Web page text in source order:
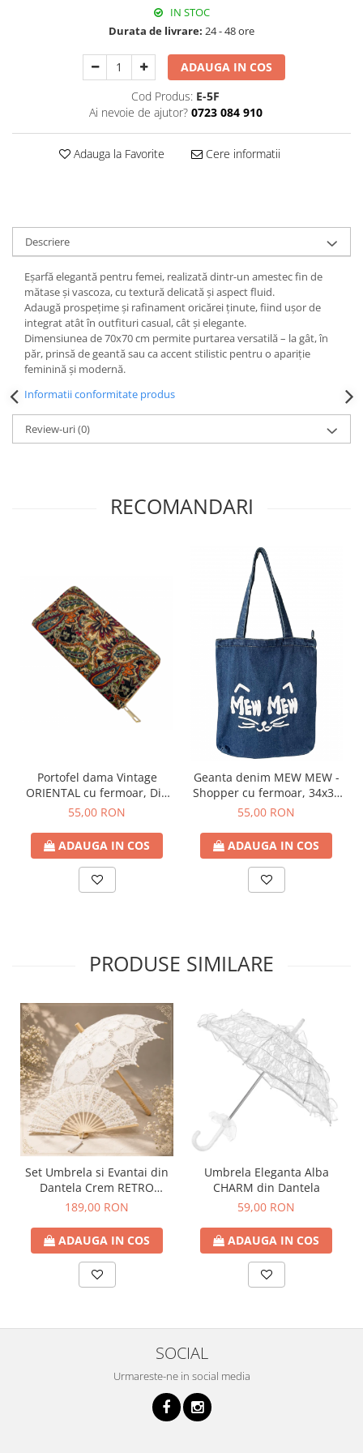
Sweet Wonderland
Crengute Decorative
Decoratiuni Muzicale
Decoratiuni Luminoase
Coronite & Ghirlande
Aromaterapie Craciun
Felicitari, Cutii si Pungi de Cadou
IN STOC
Durata de livrare: 24 - 48 ore
ADAUGA IN COS
Cod Produs: E-5F
Ai nevoie de ajutor? 0723 084 910
Adauga la Favorite Cere informatii
Descriere
Eșarfă elegantă pentru femei, realizată dintr-un amestec fin de
mătase și vascoza, cu textură delicată și aspect fluid.
Adaugă prospețime și rafinament oricărei ținute, fiind ușor de
integrat atât în outfituri casual, cât și elegante.
Dimensiunea de 70x70 cm permite purtarea versatilă – la gât, în
păr, prinsă de geantă sau ca accent stilistic pentru o apariție
feminină și modernă.
Informatii conformitate produs
Review-uri(0)
RECOMANDARI
Portofel dama Vintage
ORIENTAL cu fermoar, Din
pluta
55,00 RON
ADAUGA IN COS
Geanta denim MEW MEW -
Shopper cu fermoar, 34x37
cm
55,00 RON
ADAUGA IN COS
PRODUSE SIMILARE
Set Umbrela si Evantai din
Dantela Crem RETRO
ROMANCE
189,00 RON
ADAUGA IN COS
Umbrela Eleganta Alba
CHARM din Dantela
59,00 RON
ADAUGA IN COS
SOCIAL
Urmareste-ne in social media